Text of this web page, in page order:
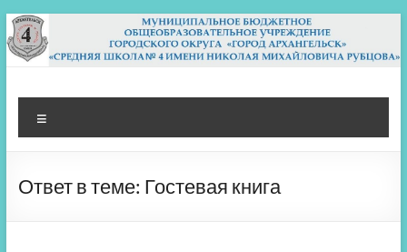
Перейти
к
содержимому
МБОУ СШ 4
Архангельск
Ответ в теме: Гостевая книга